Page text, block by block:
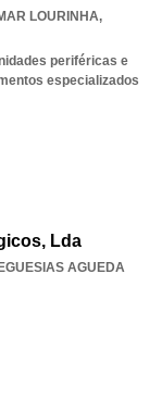
LOURINHA,
periféricas e
especializados
Lda
AGUEDA